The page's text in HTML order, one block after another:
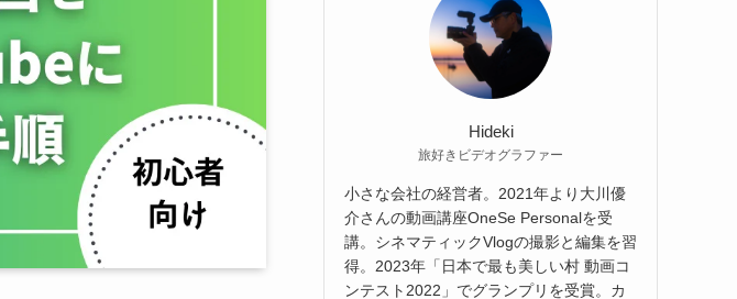
Hideki
旅好きビデオグラファー
小さな会社の経営者。2021年より大川優
介さんの動画講座OneSe Personalを受
講。シネマティックVlogの撮影と編集を習
得。2023年「日本で最も美しい村 動画コ
ンテスト2022」でグランプリを受賞。カ